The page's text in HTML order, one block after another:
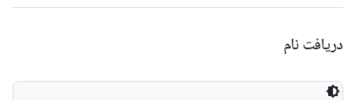
دریافت نام